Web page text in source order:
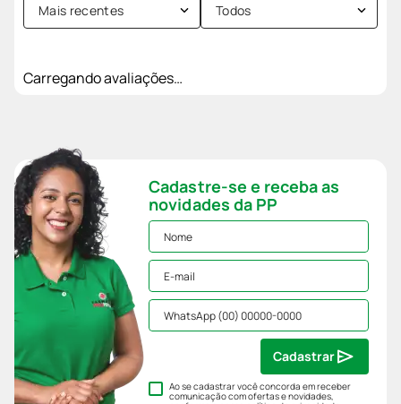
Mais recentes Todos
Carregando avaliações…
Cadastre-se e receba as
novidades da PP
Ao se cadastrar você concorda em receber
comunicação com ofertas e novidades,
Cadastrar